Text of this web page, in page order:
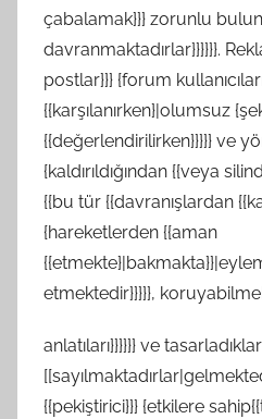
çabalamak}}} zorunlu
davranmaktadırlar}}}}}}.
postlar}}} {forum
{{karşılanırken}|olumsuz
{{değerlendirilirken}}}}} ve
{kaldırıldığından {{veya
{{bu tür {{davranışlardan
{hareketlerden {{aman
etmektedir}}}}},
anlatıları}}}}}} ve
{{pekiştirici}}} {etkilere